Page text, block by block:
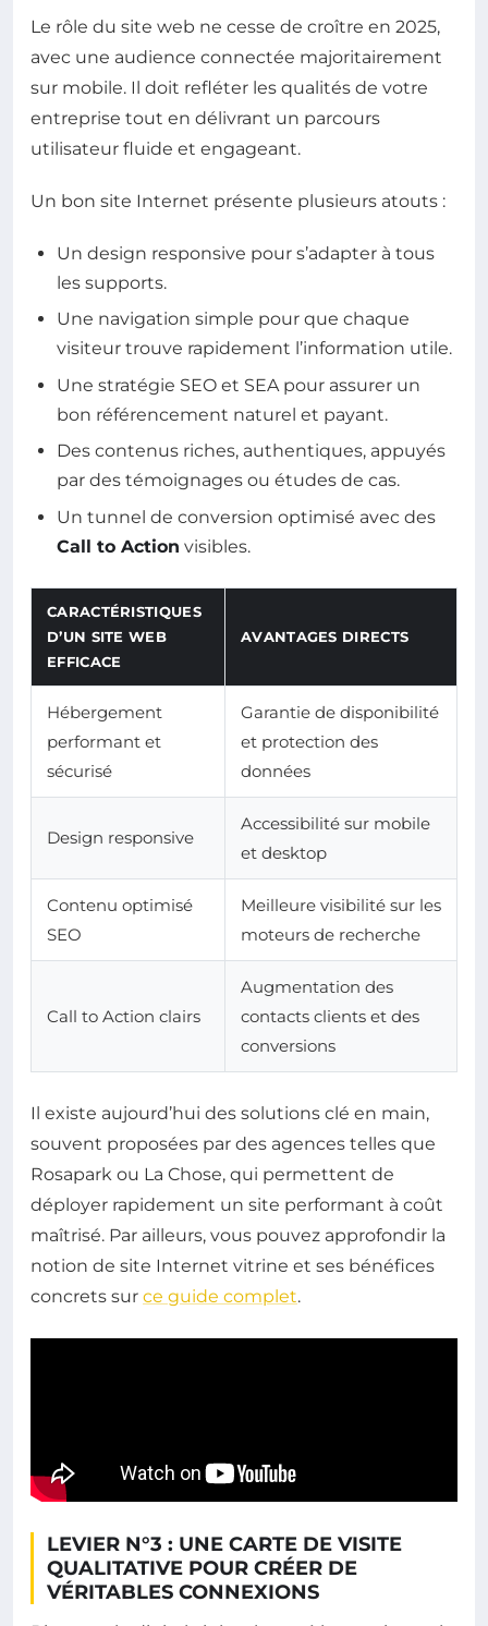
Le rôle du site web ne cesse de croître en 2025,
avec une audience connectée majoritairement
sur mobile. Il doit refléter les qualités de votre
entreprise tout en délivrant un parcours
utilisateur fluide et engageant.
Un bon site Internet présente plusieurs atouts :
Un design responsive pour s’adapter à tous
les supports.
Une navigation simple pour que chaque
visiteur trouve rapidement l’information utile.
Une stratégie SEO et SEA pour assurer un
bon référencement naturel et payant.
Des contenus riches, authentiques, appuyés
par des témoignages ou études de cas.
Un tunnel de conversion optimisé avec des
Call to Action visibles.
CARACTÉRISTIQUES
D’UN SITE WEB
EFFICACE
AVANTAGES DIRECTS
Hébergement
performant et
sécurisé
Garantie de disponibilité
et protection des
données
Design responsive
Accessibilité sur mobile
et desktop
Contenu optimisé
SEO
Meilleure visibilité sur les
moteurs de recherche
Call to Action clairs
Augmentation des
contacts clients et des
conversions
Il existe aujourd’hui des solutions clé en main,
souvent proposées par des agences telles que
Rosapark ou La Chose, qui permettent de
déployer rapidement un site performant à coût
maîtrisé. Par ailleurs, vous pouvez approfondir la
notion de site Internet vitrine et ses bénéfices
concrets sur ce guide complet.
LEVIER N°3 : UNE CARTE DE VISITE
QUALITATIVE POUR CRÉER DE
VÉRITABLES CONNEXIONS